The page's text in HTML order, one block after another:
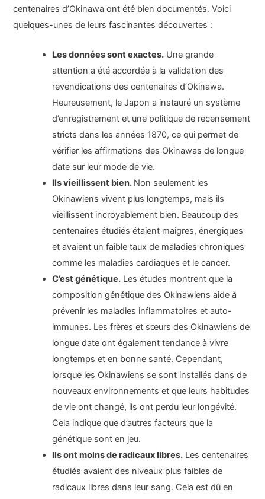
centenaires d’Okinawa ont été bien documentés. Voici
quelques-unes de leurs fascinantes découvertes :
Les données sont exactes. Une grande
attention a été accordée à la validation des
revendications des centenaires d’Okinawa.
Heureusement, le Japon a instauré un système
d’enregistrement et une politique de recensement
stricts dans les années 1870, ce qui permet de
vérifier les affirmations des Okinawas de longue
date sur leur mode de vie.
Ils vieillissent bien. Non seulement les
Okinawiens vivent plus longtemps, mais ils
vieillissent incroyablement bien. Beaucoup des
centenaires étudiés étaient maigres, énergiques
et avaient un faible taux de maladies chroniques
comme les maladies cardiaques et le cancer.
C’est génétique. Les études montrent que la
composition génétique des Okinawiens aide à
prévenir les maladies inflammatoires et auto-
immunes. Les frères et sœurs des Okinawiens de
longue date ont également tendance à vivre
longtemps et en bonne santé. Cependant,
lorsque les Okinawiens se sont installés dans de
nouveaux environnements et que leurs habitudes
de vie ont changé, ils ont perdu leur longévité.
Cela indique que d’autres facteurs que la
génétique sont en jeu.
Ils ont moins de radicaux libres. Les centenaires
étudiés avaient des niveaux plus faibles de
radicaux libres dans leur sang. Cela est dû en